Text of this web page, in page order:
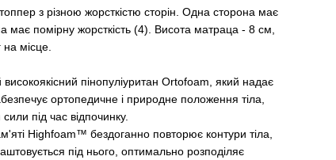
з різною жорсткістю сторін. Одна сторона має
має помірну жорсткість (4). Висота матраца - 8 см,
місце.
пінопуліуритан Ortofoam, який надає
ортопедичне і природне положення тіла,
під час відпочинку.
Highfoam™ бездоганно повторює контури тіла,
під нього, оптимально розподіляє